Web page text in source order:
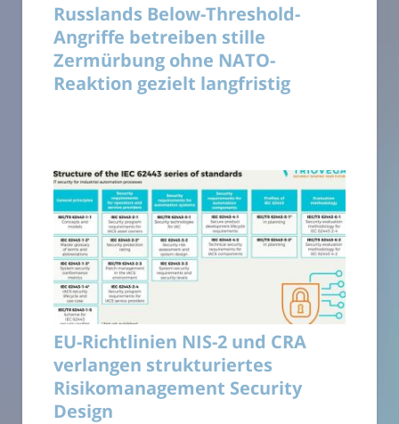
Russlands Below-Threshold-
Angriffe betreiben stille
Zermürbung ohne NATO-
Reaktion gezielt langfristig
EU-Richtlinien NIS-2 und CRA
verlangen strukturiertes
Risikomanagement Security
Design